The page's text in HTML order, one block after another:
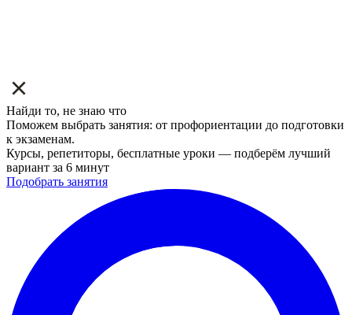
Найди то, не знаю что
Поможем выбрать занятия: от профориентации до подготовки
к экзаменам.
Курсы, репетиторы, бесплатные уроки — подберём лучший
вариант за 6 минут
Подобрать занятия